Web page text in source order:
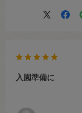
入園準備に